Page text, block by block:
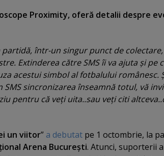
Proximity, oferă detalii despre
partidă, într-un singur punct de
Extinderea către SMS îi va ajuta şi pe
acestui simbol al fotbalului românesc.
sincronizarea înseamnă totul, vă
pentru că veţi uita..sau veţi citi
un viitor” a debutat pe 1 octombrie, la
Arena Bucureşti. Atunci, suporterii